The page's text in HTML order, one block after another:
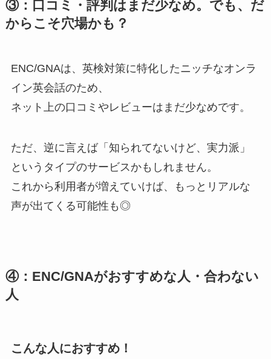
③：口コミ・評判はまだ少なめ。でも、だ
からこそ穴場かも？
ENC/GNAは、英検対策に特化したニッチなオンラ
イン英会話のため、
ネット上の口コミやレビューはまだ少なめです。
ただ、逆に言えば「知られてないけど、実力派」
というタイプのサービスかもしれません。
これから利用者が増えていけば、もっとリアルな
声が出てくる可能性も◎
④：ENC/GNAがおすすめな人・合わない
人
こんな人におすすめ！